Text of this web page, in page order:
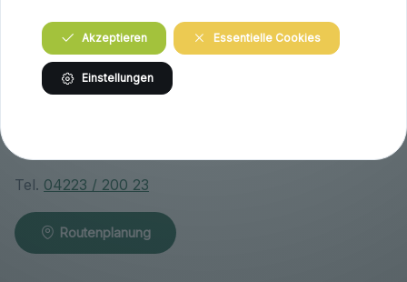
Praxis Maria Saal (Kärnten)
Brandlhof
Tel. 04223 / 200 23
Routenplanung
Akzeptieren Essentielle Cookies
Einstellungen